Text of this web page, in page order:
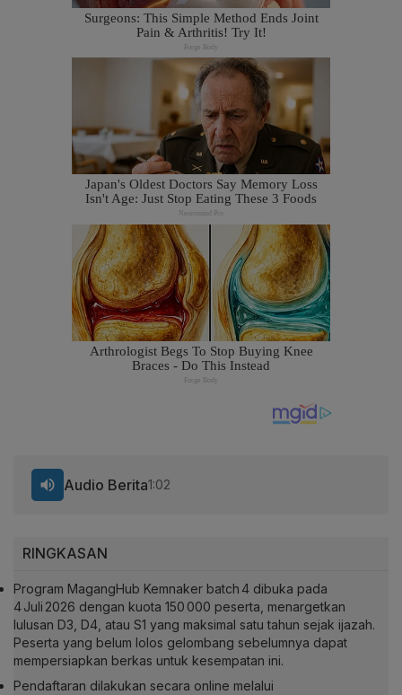
RINGKASAN
Program MagangHub Kemnaker batch 4 dibuka pada
4 Juli 2026 dengan kuota 150 000 peserta, menargetkan
lulusan D3, D4, atau S1 yang maksimal satu tahun sejak ijazah.
Peserta yang belum lolos gelombang sebelumnya dapat
mempersiapkan berkas untuk kesempatan ini.
Pendaftaran dilakukan secara online melalui
Audio Berita1:02